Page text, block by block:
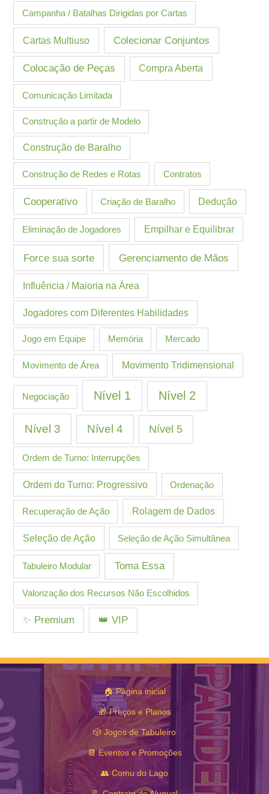
Campanha / Batalhas Dirigidas por Cartas
Cartas Multiuso Colecionar Conjuntos
Colocação de Peças Compra Aberta
Comunicação Limitada
Construção a partir de Modelo
Construção de Baralho
Construção de Redes e Rotas Contratos
Cooperativo Criação de Baralho Dedução
Eliminação de Jogadores Empilhar e Equilibrar
Force sua sorte Gerenciamento de Mãos
Influência / Maioria na Área
Jogadores com Diferentes Habilidades
Jogo em Equipe Memória Mercado
Movimento de Área Movimento Tridimensional
Negociação Nível 1 Nível 2
Nível 3 Nível 4 Nível 5
Ordem de Turno: Interrupções
Ordem do Turno: Progressivo Ordenação
Recuperação de Ação Rolagem de Dados
Seleção de Ação Seleção de Ação Simultânea
Tabuleiro Modular Toma Essa
Valorização dos Recursos Não Escolhidos
✨ Premium 👑 VIP
🏠 Página inicial
🎁 Preços e Planos
🎲 Jogos de Tabuleiro
📆 Eventos e Promoções
👥 Comu do Lago